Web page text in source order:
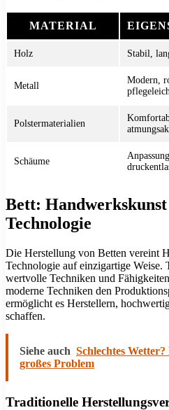
MATERIAL
Holz Stabil,
Metall
Modern,
Polstermaterialien
Schäume
Bett:
Technologie
Die Herstellung von Betten vereint
Technologie auf einzigartige Weise.
wertvolle Techniken und
moderne Techniken den
ermöglicht es Herstellern,
schaffen.
Siehe auch Schlechtes
großes Problem
Traditionelle